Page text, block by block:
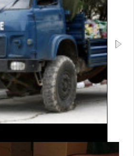
de Dakar a mené, dans la